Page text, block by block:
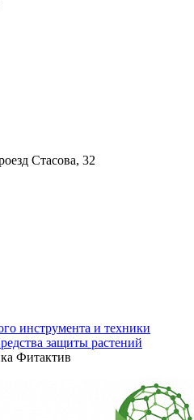
Стасова, 32
инструмента и техники
защиты растений
Фитактив